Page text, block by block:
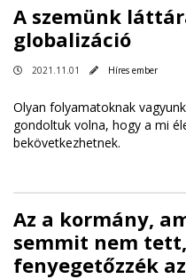
A szemünk
globalizáció
2021.11.01 Híres ember
Olyan folyamatoknak
gondoltuk volna, hogy a mi
bekövetkezhetnek.
Az a kormány,
semmit nem
fenyegetőzzék